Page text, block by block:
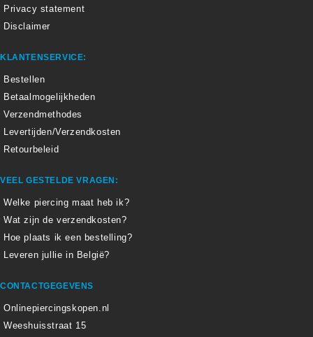
Privacy statement
Disclaimer
KLANTENSERVICE:
Bestellen
Betaalmogelijkheden
Verzendmethodes
Levertijden/Verzendkosten
Retourbeleid
VEEL GESTELDE VRAGEN:
Welke piercing maat heb ik?
Wat zijn de verzendkosten?
Hoe plaats ik een bestelling?
Leveren jullie in België?
CONTACTGEGEVENS
Onlinepiercingskopen.nl
Weeshuisstraat 15